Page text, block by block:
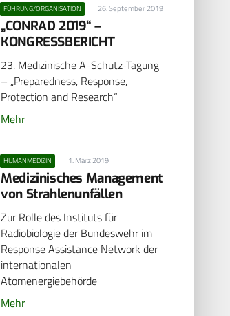
FÜHRUNG/ORGANISATION 26. September 2019
„CONRAD 2019“ –
KONGRESSBERICHT
23. Medizinische A-Schutz-Tagung
– „Preparedness, Response,
Protection and Research“
Mehr
HUMANMEDIZIN 1. März 2019
Medizinisches Management
von Strahlenunfällen
Zur Rolle des Instituts für
Radiobiologie der Bundeswehr im
Response Assistance Network der
internationalen
Atomenergiebehörde
Mehr